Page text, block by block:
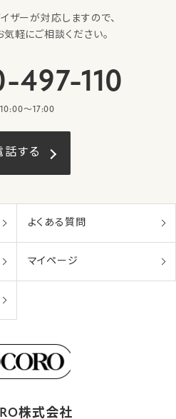
ザーが対応しますので、
軽にご相談ください。
497-110
〜17:00
話する
よくある質問
マイページ
株式会社